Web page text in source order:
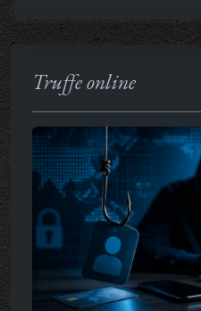
Truffe online